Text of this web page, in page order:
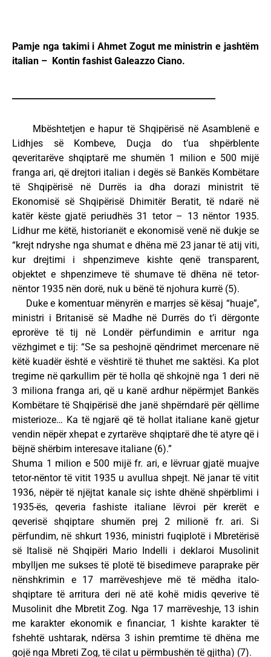
Pamje nga takimi i Ahmet Zogut me ministrin e jashtëm
italian – Kontin fashist Galeazzo Ciano.
Mbështetjen e hapur të Shqipërisë në Asamblenë e
Lidhjes së Kombeve, Duçja do t’ua shpërblente
qeveritarëve shqiptarë me shumën 1 milion e 500 mijë
franga ari, që drejtori italian i degës së Bankës Kombëtare
të Shqipërisë në Durrës ia dha dorazi ministrit të
Ekonomisë së Shqipërisë Dhimitër Beratit, të ndarë në
katër këste gjatë periudhës 31 tetor – 13 nëntor 1935.
Lidhur me këtë, historianët e ekonomisë venë në dukje se
“krejt ndryshe nga shumat e dhëna më 23 janar të atij viti,
kur drejtimi i shpenzimeve kishte qenë transparent,
objektet e shpenzimeve të shumave të dhëna në tetor-
nëntor 1935 nën dorë, nuk u bënë të njohura kurrë (5).
Duke e komentuar mënyrën e marrjes së kësaj “huaje”,
ministri i Britanisë së Madhe në Durrës do t’i dërgonte
eprorëve të tij në Londër përfundimin e arritur nga
vëzhgimet e tij: “Se sa peshojnë qëndrimet mercenare në
këtë kuadër është e vështirë të thuhet me saktësi. Ka plot
tregime në qarkullim për të holla që shkojnë nga 1 deri në
3 miliona franga ari, që u kanë ardhur nëpërmjet Bankës
Kombëtare të Shqipërisë dhe janë shpërndarë për qëllime
misterioze… Ka të ngjarë që të hollat italiane kanë gjetur
vendin nëpër xhepat e zyrtarëve shqiptarë dhe të atyre që i
bëjnë shërbim interesave italiane (6).”
Shuma 1 milion e 500 mijë fr. ari, e lëvruar gjatë muajve
tetor-nëntor të vitit 1935 u avullua shpejt. Në janar të vitit
1936, nëpër të njëjtat kanale siç ishte dhënë shpërblimi i
1935-ës, qeveria fashiste italiane lëvroi për krerët e
qeverisë shqiptare shumën prej 2 milionë fr. ari. Si
përfundim, në shkurt 1936, ministri fuqiplotë i Mbretërisë
së Italisë në Shqipëri Mario Indelli i deklaroi Musolinit
mbylljen me sukses të plotë të bisedimeve paraprake për
nënshkrimin e 17 marrëveshjeve më të mëdha italo-
shqiptare të arritura deri në atë kohë midis qeverive të
Musolinit dhe Mbretit Zog. Nga 17 marrëveshje, 13 ishin
me karakter ekonomik e financiar, 1 kishte karakter të
fshehtë ushtarak, ndërsa 3 ishin premtime të dhëna me
gojë nga Mbreti Zog, të cilat u përmbushën të gjitha) (7).